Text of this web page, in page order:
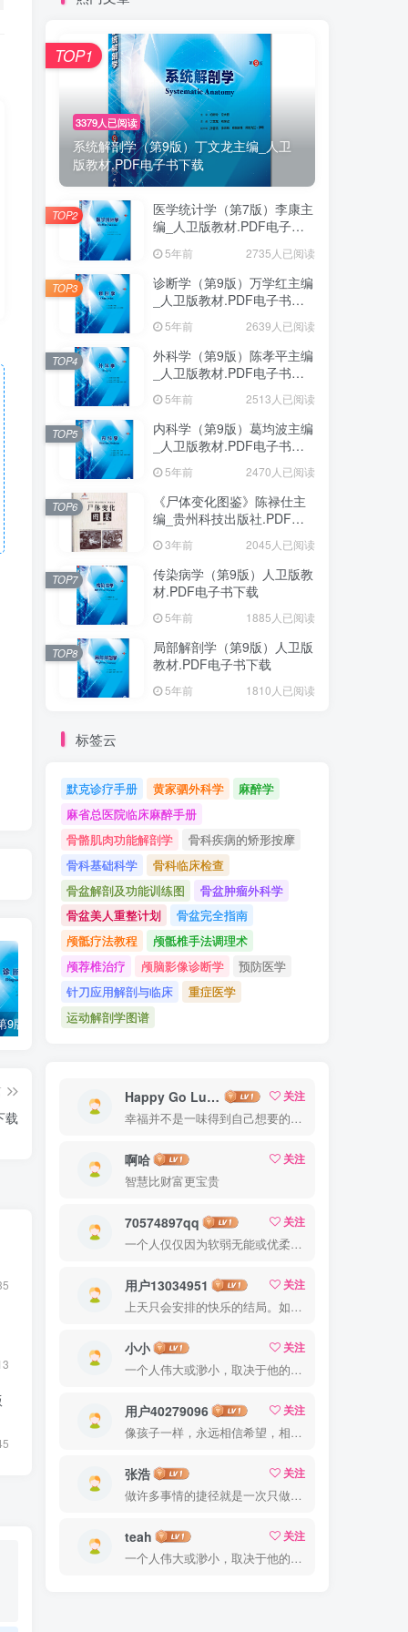
载
3379人已阅读
系统解剖学（第9版）丁文龙主编_人卫
版教材.PDF电子书下载
TOP1
医学统计学（第7版）李康主
编_人卫版教材.PDF电子书
5年前 2735人已阅读
TOP2
诊断学（第9版）万学红主编
_人卫版教材.PDF电子书下
5年前 2639人已阅读
TOP3
外科学（第9版）陈孝平主编
_人卫版教材.PDF电子书下
5年前 2513人已阅读
TOP4
内科学（第9版）葛均波主编
_人卫版教材.PDF电子书下
5年前 2470人已阅读
TOP5
《尸体变化图鉴》陈禄仕主
编_贵州科技出版社.PDF电
3年前 2045人已阅读
TOP6
传染病学（第9版）人卫版教
材.PDF电子书下载
5年前 1885人已阅读
TOP7
局部解剖学（第9版）人卫版
教材.PDF电子书下载
5年前 1810人已阅读
TOP8
标签云
默克诊疗手册 黄家驷外科学
麻醉学
麻省总医院临床麻醉手册
骨骼肌肉功能解剖学
骨科疾病的矫形按摩
骨科基础科学
骨科临床检查
骨盆解剖及功能训练图
骨盆肿瘤外科学
骨盆美人重整计划
骨盆完全指南
颅骶疗法教程
颅骶椎手法调理术
颅荐椎治疗
颅脑影像诊断学
预防医学
针刀应用解剖与临床
重症医学
运动解剖学图谱
Happy Go Lucky
关注
幸福并不是一味得到自己想要的，而是珍爱自己拥有的
啊哈
关注
智慧比财富更宝贵
70574897qq
关注
一个人仅仅因为软弱无能或优柔寡断就完全可能招致痛苦
用户13034951
关注
上天只会安排的快乐的结局。如果不快乐，说明还不是最后结局
小小
关注
一个人伟大或渺小，取决于他的意志力
用户40279096
关注
像孩子一样，永远相信希望，相信梦想
张浩
关注
做许多事情的捷径就是一次只做一件一件事
teah
关注
一个人伟大或渺小，取决于他的意志力